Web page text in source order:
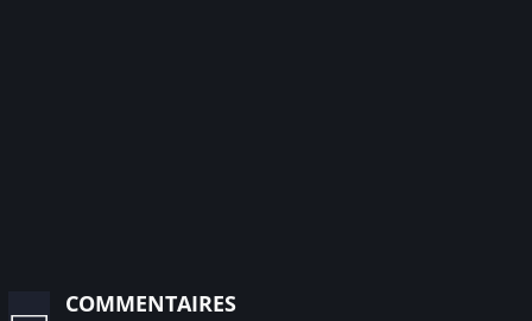
commentaires